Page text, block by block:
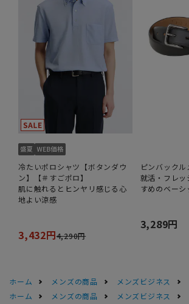
冷たいポロシャツ【ボタンダウ
ン】【＃すごポロ】
肌に触れるとヒンヤリ感じる心
地よい涼感
3,432円4,290円
ピンバック
就活・フレ
すめのベー
3,289円
ホーム メンズの商品 メンズビジネス
ホーム
メンズの商品 メンズビジネス